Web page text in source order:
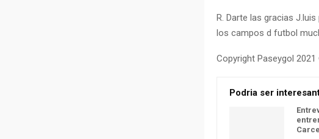
R. Darte las gracias
los campos d futbol
Copyright Paseygol
Podria ser